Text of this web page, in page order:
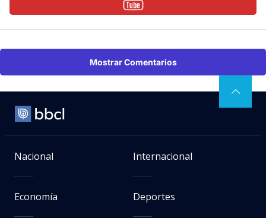
Mostrar Comentarios
Nacional Internacional
Economía Deportes